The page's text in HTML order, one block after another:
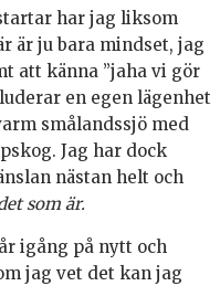
har jag liksom
är ju bara mindset, jag
att känna ”jaha vi gör
en egen lägenhet
smålandssjö med
Jag har dock
nästan helt och
som är.
igång på nytt och
jag vet det kan jag